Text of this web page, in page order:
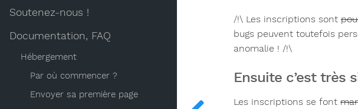
Soutenez-nous !
Documentation, FAQ
Hébergement
Par où commencer ?
Envoyer sa première page
/!\ Les inscriptions sont
bugs peuvent toutefois
anomalie ! /!\
Ensuite c’est très
Les inscriptions se font